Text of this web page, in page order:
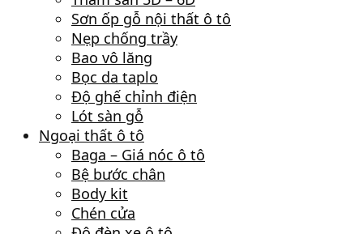
Sơn ốp gỗ nội thất ô tô
Nẹp chống trầy
Bao vô lăng
Bọc da taplo
Độ ghế chỉnh điện
Lót sàn gỗ
Ngoại thất ô tô
Baga – Giá nóc ô tô
Bệ bước chân
Body kit
Chén cửa